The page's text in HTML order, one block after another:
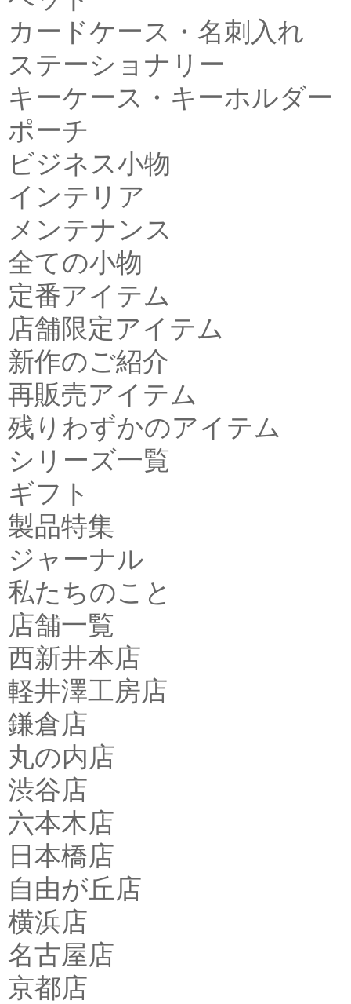
カードケース・名刺入れ
ステーショナリー
キーケース・キーホルダー
ポーチ
ビジネス小物
インテリア
メンテナンス
全ての小物
定番アイテム
店舗限定アイテム
新作のご紹介
再販売アイテム
残りわずかのアイテム
シリーズ一覧
ギフト
製品特集
ジャーナル
私たちのこと
店舗一覧
西新井本店
軽井澤工房店
鎌倉店
丸の内店
渋谷店
六本木店
日本橋店
自由が丘店
横浜店
名古屋店
京都店